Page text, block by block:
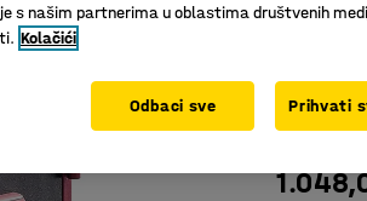
Boja:
s našim partnerima u oblastima društvenih
Kolačići
Odbaci sve Prihvati